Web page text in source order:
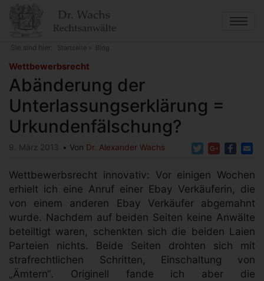
Direkt
zum
Sie sind hier: Startseite
Blog
Urkundenfälschung?
Wettbewerbsrecht
Abänderung der
Unterlassungserklärung =
Urkundenfälschung?
TwitterGoogle+
9. März 2013 Von Dr. Alexander Wachs
Wettbewerbsrecht innovativ: Vor einigen Wochen
erhielt ich eine Anruf einer Ebay Verkäuferin, die
von einem anderen Ebay Verkäufer abgemahnt
wurde. Nachdem auf beiden Seiten keine Anwälte
beteiltigt waren, schenkten sich die beiden Laien
Parteien nichts. Beide Seiten drohten sich mit
strafrechtlichen Schritten, Einschaltung von
„Ämtern“. Originell fande ich aber die